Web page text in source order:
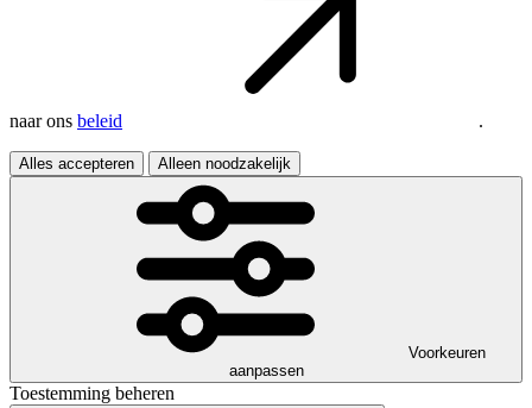
naar ons beleid .
Alles accepteren Alleen noodzakelijk
Voorkeuren
aanpassen
Toestemming beheren